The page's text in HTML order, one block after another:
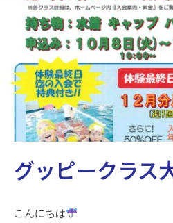
グッピークラス
こんにちは